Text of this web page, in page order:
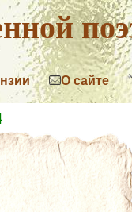
О сайте